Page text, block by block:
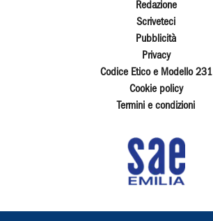
Redazione
Scriveteci
Pubblicità
Privacy
Codice Etico e Modello 231
Cookie policy
Termini e condizioni